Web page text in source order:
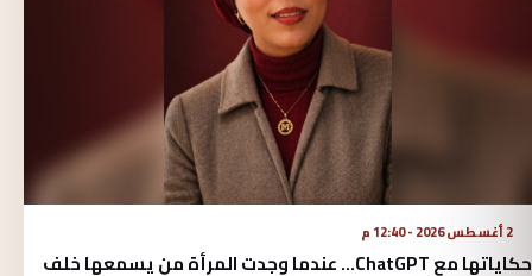
2 أغسطس 2026 - 12:40 م
حكاياتها مع ChatGPT… عندما وجدت المرأة من يسمعها خلف